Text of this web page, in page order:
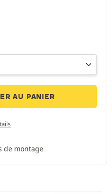
AU PANIER
de montage